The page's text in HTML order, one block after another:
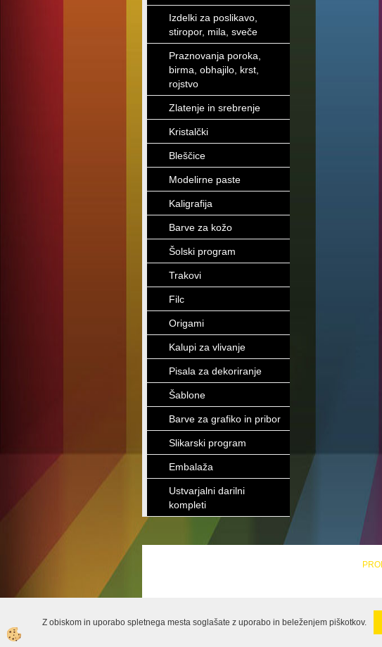
Izdelki za poslikavo,
stiropor, mila, sveče
Praznovanja poroka,
birma, obhajilo, krst,
rojstvo
Zlatenje in srebrenje
Kristalčki
Bleščice
Modelirne paste
Kaligrafija
Barve za kožo
Šolski program
Trakovi
Filc
Origami
Kalupi za vlivanje
Pisala za dekoriranje
Šablone
Barve za grafiko in pribor
Slikarski program
Embalaža
Ustvarjalni darilni
kompleti
LEA
Z obiskom in uporabo spletnega mesta soglašate z uporabo in beleženjem piškotkov.